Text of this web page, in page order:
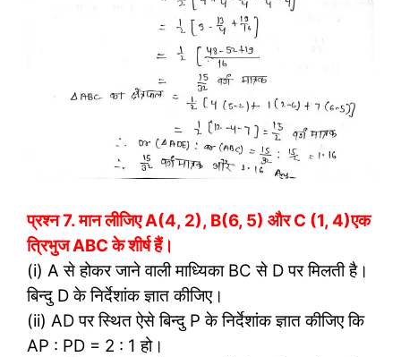
प्रश्न 7.मान लीजिए A(4, 2), B(6, 5) और C (1, 4)एक
त्रिभुज ABC के शीर्ष हैं।
(i) A से होकर जाने वाली माध्यिका BC से D पर मिलती है।
बिन्दु D के निर्देशांक ज्ञात कीजिए।
(ii) AD पर स्थित ऐसे बिन्दु P के निर्देशांक ज्ञात कीजिए कि
AP : PD = 2 : 1 हो।